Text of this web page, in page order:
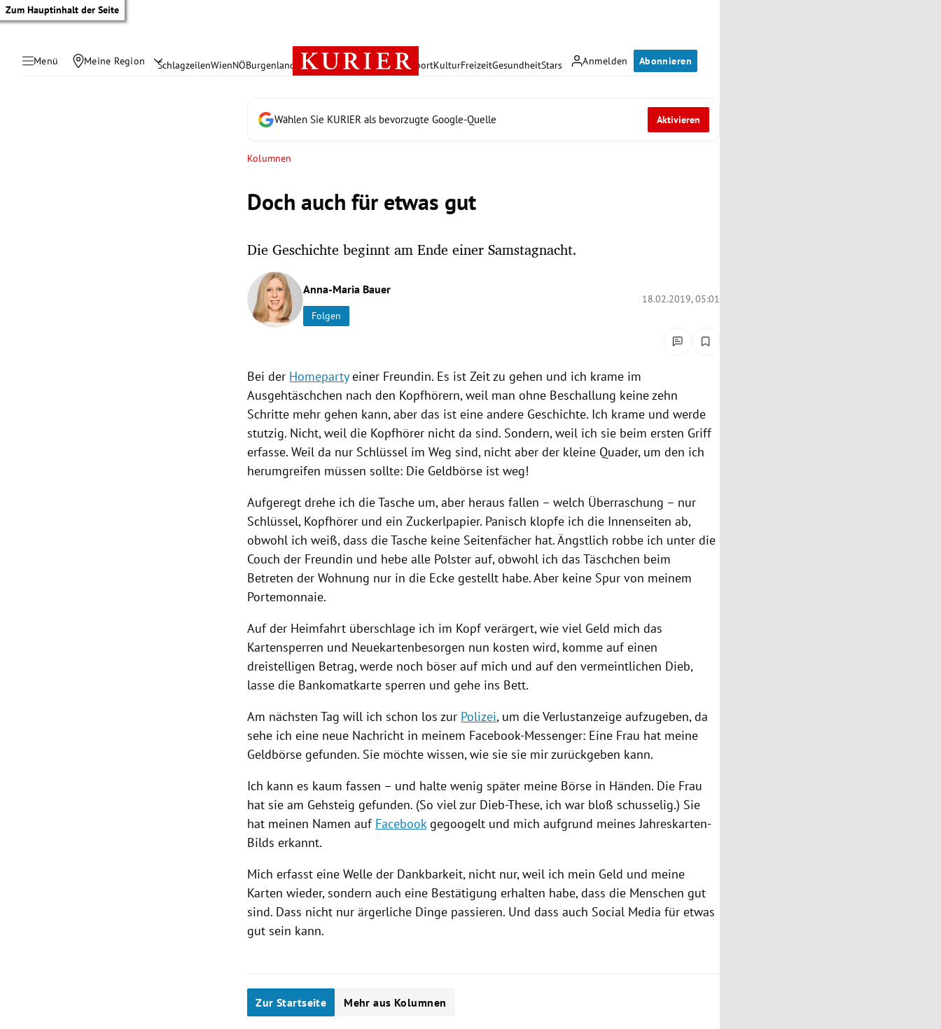
Zum Hauptinhalt der Seite
Menü Meine Region Anmelden Abonnieren
SchlagzeilenWienNÖBurgenland Österreich PolitikWirtschaft SportKulturFreizeitGesundheitStars
Wählen Sie KURIER als bevorzugte Google-Quelle Aktivieren
Kolumnen
Doch auch für etwas gut
Die Geschichte beginnt am Ende einer Samstagnacht.
Anna-Maria Bauer
Folgen
18.02.2019, 05:01
Bei der Homepartyeiner Freundin. Es ist Zeit zu gehen und ich krame im
Ausgehtäschchen nach den Kopfhörern, weil man ohne Beschallung keine zehn
Schritte mehr gehen kann, aber das ist eine andere Geschichte. Ich krame und werde
stutzig. Nicht, weil die Kopfhörer nicht da sind. Sondern, weil ich sie beim ersten Griff
erfasse. Weil da nur Schlüssel im Weg sind, nicht aber der kleine Quader, um den ich
herumgreifen müssen sollte: Die Geldbörse ist weg!
Aufgeregt drehe ich die Tasche um, aber heraus fallen – welch Überraschung – nur
Schlüssel, Kopfhörer und ein Zuckerlpapier. Panisch klopfe ich die Innenseiten ab,
obwohl ich weiß, dass die Tasche keine Seitenfächer hat. Ängstlich robbe ich unter die
Couch der Freundin und hebe alle Polster auf, obwohl ich das Täschchen beim
Betreten der Wohnung nur in die Ecke gestellt habe. Aber keine Spur von meinem
Portemonnaie.
Auf der Heimfahrt überschlage ich im Kopf verärgert, wie viel Geld mich das
Kartensperren und Neuekartenbesorgen nun kosten wird, komme auf einen
dreistelligen Betrag, werde noch böser auf mich und auf den vermeintlichen Dieb,
lasse die Bankomatkarte sperren und gehe ins Bett.
Am nächsten Tag will ich schon los zur Polizei, um die Verlustanzeige aufzugeben, da
sehe ich eine neue Nachricht in meinem Facebook-Messenger: Eine Frau hat meine
Geldbörse gefunden. Sie möchte wissen, wie sie sie mir zurückgeben kann.
Ich kann es kaum fassen – und halte wenig später meine Börse in Händen. Die Frau
hat sie am Gehsteig gefunden. (So viel zur Dieb-These, ich war bloß schusselig.) Sie
hat meinen Namen auf Facebookgegoogelt und mich aufgrund meines Jahreskarten-
Bilds erkannt.
Mich erfasst eine Welle der Dankbarkeit, nicht nur, weil ich mein Geld und meine
Karten wieder, sondern auch eine Bestätigung erhalten habe, dass die Menschen gut
sind. Dass nicht nur ärgerliche Dinge passieren. Und dass auch Social Media für etwas
gut sein kann.
Zur Startseite Mehr aus Kolumnen